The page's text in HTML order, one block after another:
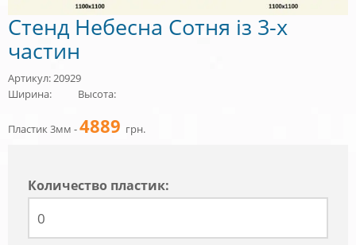
Стенд Небесна Сотня із 3-х
частин
Артикул: 20929
Ширина:
Высота:
Пластик 3мм -4889 грн.
Количество пластик: